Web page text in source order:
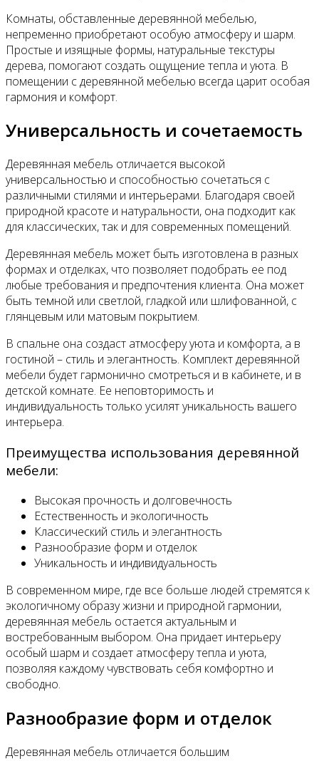
Комнаты, обставленные деревянной мебелью,
непременно приобретают особую атмосферу и шарм.
Простые и изящные формы, натуральные текстуры
дерева, помогают создать ощущение тепла и уюта. В
помещении с деревянной мебелью всегда царит особая
гармония и комфорт.
Универсальность и сочетаемость
Деревянная мебель отличается высокой
универсальностью и способностью сочетаться с
различными стилями и интерьерами. Благодаря своей
природной красоте и натуральности, она подходит как
для классических, так и для современных помещений.
Деревянная мебель может быть изготовлена в разных
формах и отделках, что позволяет подобрать ее под
любые требования и предпочтения клиента. Она может
быть темной или светлой, гладкой или шлифованной, с
глянцевым или матовым покрытием.
В спальне она создаст атмосферу уюта и комфорта, а в
гостиной – стиль и элегантность. Комплект деревянной
мебели будет гармонично смотреться и в кабинете, и в
детской комнате. Ее неповторимость и
индивидуальность только усилят уникальность вашего
интерьера.
Преимущества использования деревянной
мебели:
Высокая прочность и долговечность
Естественность и экологичность
Классический стиль и элегантность
Разнообразие форм и отделок
Уникальность и индивидуальность
В современном мире, где все больше людей стремятся к
экологичному образу жизни и природной гармонии,
деревянная мебель остается актуальным и
востребованным выбором. Она придает интерьеру
особый шарм и создает атмосферу тепла и уюта,
позволяя каждому чувствовать себя комфортно и
свободно.
Разнообразие форм и отделок
Деревянная мебель отличается большим